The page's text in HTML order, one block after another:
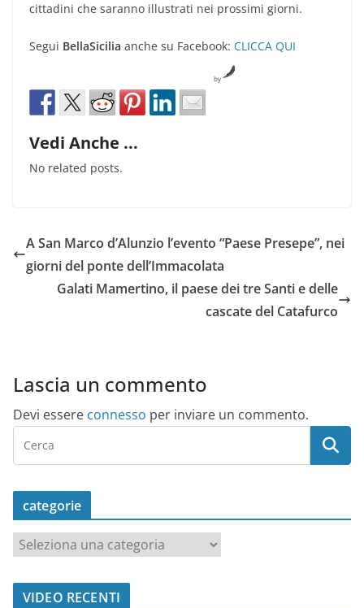
cittadini che saranno illustrati nei prossimi giorni.
Segui BellaSicilia anche su Facebook: CLICCA QUI
by
Vedi Anche ...
No related posts.
A San Marco d’Alunzio l’evento “Paese Presepe”, nei
giorni del ponte dell’Immacolata
Galati Mamertino, il paese dei tre Santi e delle
cascate del Catafurco
Lascia un commento
Devi essere connesso per inviare un commento.
categorie
t
VIDEO RECENTI